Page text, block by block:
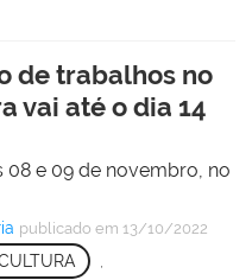
de trabalhos no
vai até o dia 14
08 e 09 de novembro, no
publicado em 13/10/2022